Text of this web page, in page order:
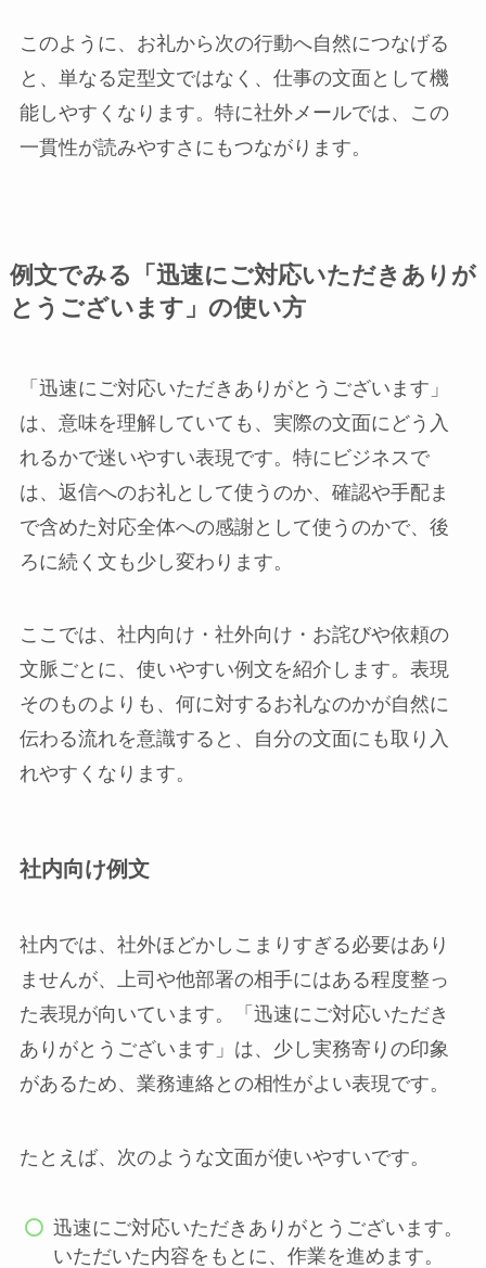
このように、お礼から次の行動へ自然につなげる
と、単なる定型文ではなく、仕事の文面として機
能しやすくなります。特に社外メールでは、この
一貫性が読みやすさにもつながります。
例文でみる「迅速にご対応いただきありが
とうございます」の使い方
「迅速にご対応いただきありがとうございます」
は、意味を理解していても、実際の文面にどう入
れるかで迷いやすい表現です。特にビジネスで
は、返信へのお礼として使うのか、確認や手配ま
で含めた対応全体への感謝として使うのかで、後
ろに続く文も少し変わります。
ここでは、社内向け・社外向け・お詫びや依頼の
文脈ごとに、使いやすい例文を紹介します。表現
そのものよりも、何に対するお礼なのかが自然に
伝わる流れを意識すると、自分の文面にも取り入
れやすくなります。
社内向け例文
社内では、社外ほどかしこまりすぎる必要はあり
ませんが、上司や他部署の相手にはある程度整っ
た表現が向いています。「迅速にご対応いただき
ありがとうございます」は、少し実務寄りの印象
があるため、業務連絡との相性がよい表現です。
たとえば、次のような文面が使いやすいです。
迅速にご対応いただきありがとうございます。
いただいた内容をもとに、作業を進めます。